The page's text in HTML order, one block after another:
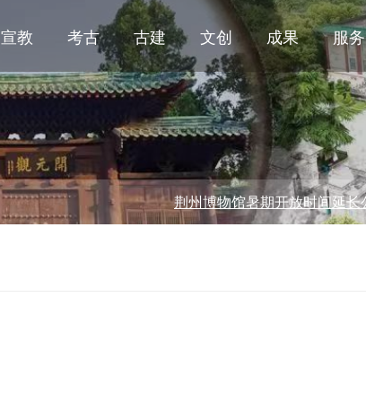
宣教 考古 古建 文创 成果 服务
荆州博物馆暑期开放时间延长公告